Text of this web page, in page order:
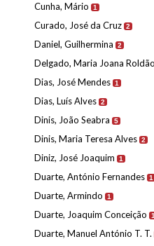
Cunha, Mário 1
Curado, José da Cruz 2
Daniel, Guilhermina 2
Delgado, Maria Joana Roldão
Dias, José Mendes 1
Dias, Luís Alves 2
Dinis, João Seabra 5
Dinis, Maria Teresa Alves 2
Diniz, José Joaquim 1
Duarte, António Fernandes 1
Duarte, Armindo 1
Duarte, Joaquim Conceição 1
Duarte, Manuel António T. T.